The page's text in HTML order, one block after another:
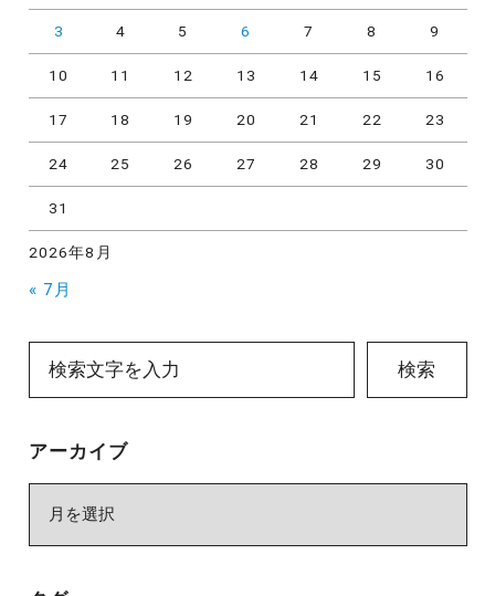
2026年8月
3 4 5 6 7 8 9
10 11 12 13 14 15 16
17 18 19 20 21 22 23
24 25 26 27 28 29 30
31
« 7月
検索
アーカイブ